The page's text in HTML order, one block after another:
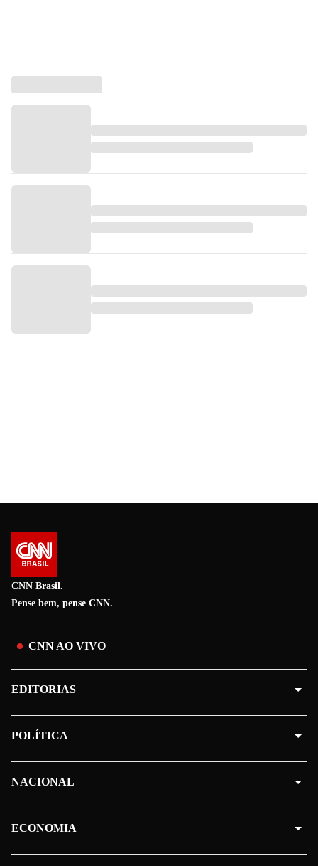
CNN Brasil.
Pense bem, pense CNN.
CNN AO VIVO
EDITORIAS
POLÍTICA
NACIONAL
ECONOMIA